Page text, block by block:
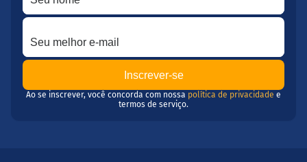
Seu melhor e-mail
Ao se inscrever, você concorda com nossa política de privacidade e
termos de serviço.